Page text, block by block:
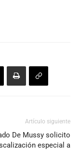
Artículo siguiente
De Mussy solicito
especial a